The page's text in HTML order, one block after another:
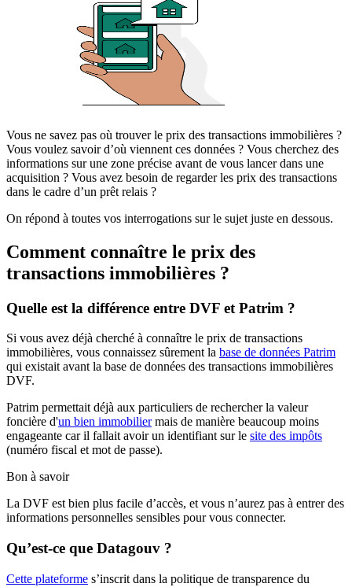
Vous ne savez pas où trouver le prix des transactions immobilières ?
Vous voulez savoir d’où viennent ces données ? Vous cherchez des
informations sur une zone précise avant de vous lancer dans une
acquisition ? Vous avez besoin de regarder les prix des transactions
dans le cadre d’un prêt relais ?
On répond à toutes vos interrogations sur le sujet juste en dessous.
Comment connaître le prix des
transactions immobilières ?
Quelle est la différence entre DVF et Patrim ?
Si vous avez déjà cherché à connaître le prix de transactions
immobilières, vous connaissez sûrement la base de données Patrim
qui existait avant la base de données des transactions immobilières
DVF.
Patrim permettait déjà aux particuliers de rechercher la valeur
foncière d'un bien immobiliermais de manière beaucoup moins
engageante car il fallait avoir un identifiant sur le site des impôts
(numéro fiscal et mot de passe).
Bon à savoir
La DVF est bien plus facile d’accès, et vous n’aurez pas à entrer des
informations personnelles sensibles pour vous connecter.
Qu’est-ce que Datagouv ?
Cette plateforme s’inscrit dans la politique de transparence du